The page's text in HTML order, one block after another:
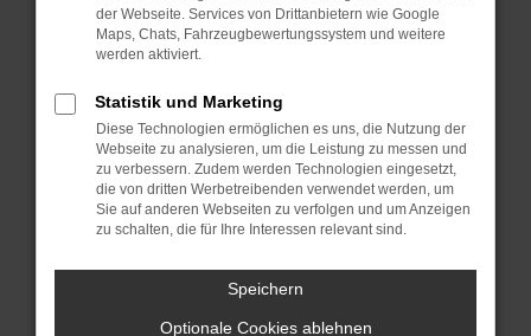
Stelle sicher, dass dein Browser und dein
Betriebssystem auf dem neuesten Stand sind.
Sicherheitsrisiko, sondern kann auch dazu führen,
dass bestimmte Funktionen nicht mehr
unterstützt werden.
Wende dich an den Webseitenbetreiber.
Wenn du alle oben genannten Schritte versucht
hast, kontaktiere uns bitte. Wir werden versuchen,
das Problem zu beheben. Du kannst uns diesen
Text schicken, um uns bei der Fehlersuche zu
unterstützen:
der Webseite. Services von Drittanbietern wie Google
Maps, Chats, Fahrzeugbewertungssystem und weitere
werden aktiviert.
Statistik und Marketing
Diese Technologien ermöglichen es uns, die Nutzung der
Webseite zu analysieren, um die Leistung zu messen und
zu verbessern. Zudem werden Technologien eingesetzt,
die von dritten Werbetreibenden verwendet werden, um
Sie auf anderen Webseiten zu verfolgen und um Anzeigen
zu schalten, die für Ihre Interessen relevant sind.
Speichern
Optionale Cookies ablehnen